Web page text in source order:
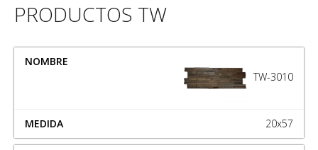
PRODUCTOS TW
NOMBRE
TW-3010
20x57